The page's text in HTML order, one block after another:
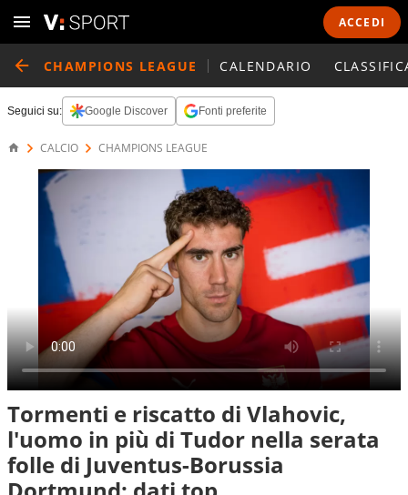
ACCEDI
CHAMPIONS LEAGUE CALENDARIO
Seguici su: Google Discover Fonti preferite
CALCIO CHAMPIONS LEAGUE
Tormenti e riscatto di Vlahovic,
l'uomo in più di Tudor nella serata
folle di Juventus-Borussia